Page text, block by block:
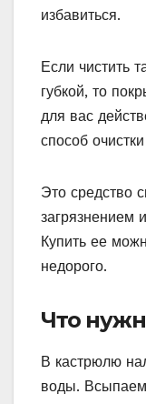
избавиться.
Если чистить
губкой, то
для вас
способ
Это средство
загрязнением
Купить ее
недорого.
Что
В кастрюлю
воды.